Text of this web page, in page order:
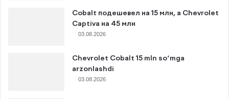
Cobalt подешевел на 15 млн, а Chevrolet
Captiva на 45 млн
03.08.2026
Chevrolet Cobalt 15 mln so‘mga
arzonlashdi
03.08.2026